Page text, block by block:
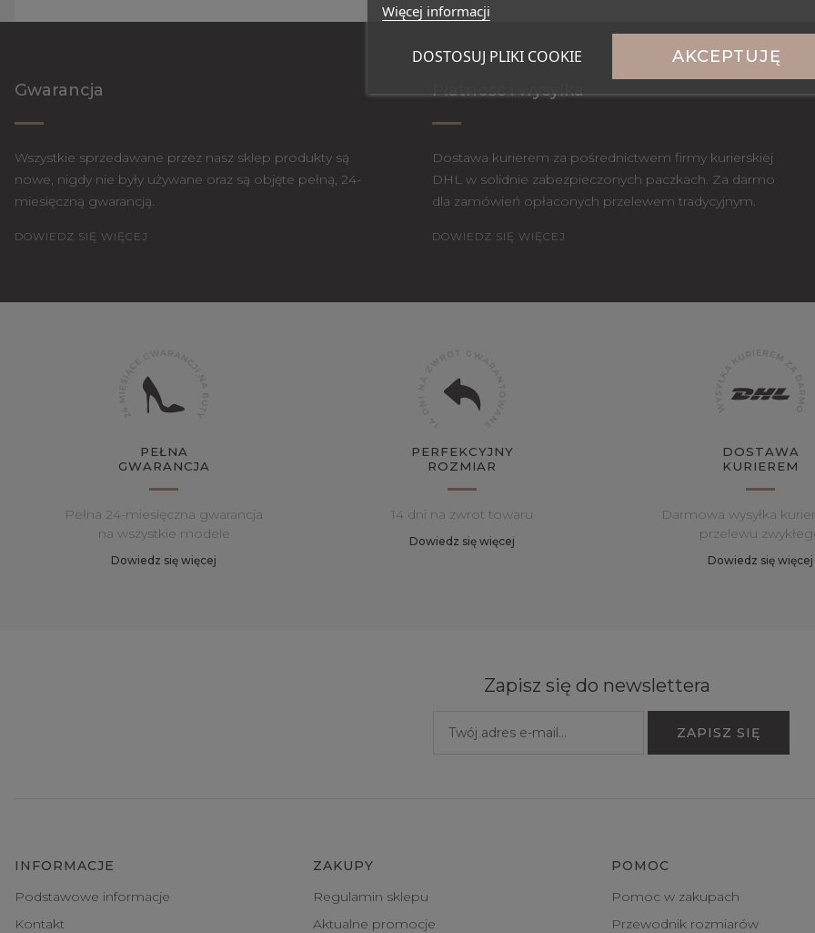
Gwarancja
Wszystkie sprzedawane przez nasz sklep produkty są
nowe, nigdy nie były używane oraz są objęte pełną, 24-
miesięczną gwarancją.
DOWIEDZ SIĘ WIĘCEJ
Płatność i wysyłka
Dostawa kurierem za pośrednictwem firmy kurierskiej
DHL w solidnie zabezpieczonych paczkach. Za darmo
dla zamówień opłaconych przelewem tradycyjnym.
DOWIEDZ SIĘ WIĘCEJ
PEŁNA
GWARANCJA
Pełna 24-miesięczna gwarancja
na wszystkie modele
Dowiedz się więcej
PERFEKCYJNY
ROZMIAR
14 dni na zwrot towaru
Dowiedz się więcej
DOSTAWA
KURIEREM
Darmowa wysyłka
przelewu
Dowiedz się więcej
Zapisz się do newslettera
INFORMACJE
Podstawowe informacje
Kontakt
ZAKUPY
Regulamin sklepu
Aktualne promocje
POMOC
Pomoc w zakupach
Przewodnik rozmiarów
Więcej informacji
DOSTOSUJ PLIKI COOKIE AKCEPTUJĘ